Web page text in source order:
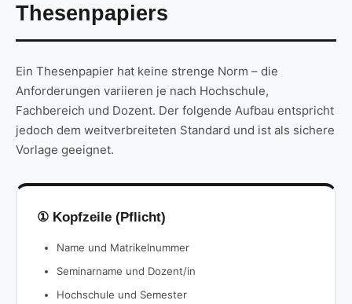
Thesenpapiers
Ein Thesenpapier hat keine strenge Norm – die
Anforderungen variieren je nach Hochschule,
Fachbereich und Dozent. Der folgende Aufbau entspricht
jedoch dem weitverbreiteten Standard und ist als sichere
Vorlage geeignet.
① Kopfzeile (Pflicht)
Name und Matrikelnummer
Seminarname und Dozent/in
Hochschule und Semester